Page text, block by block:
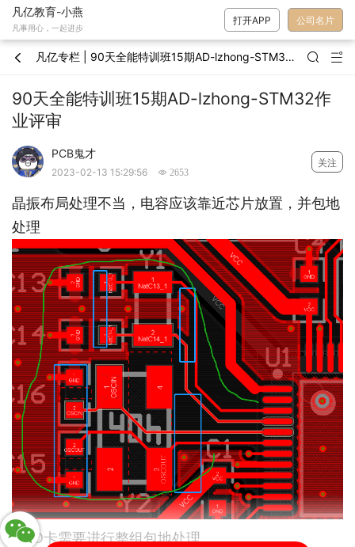
凡亿教育-小燕
凡事用心，一起进步
打开APP 公司名片
 凡亿专栏 | 90天全能特训班15期AD-lzhong-STM32作业评审  
90天全能特训班15期AD-lzhong-STM32作
业评审
PCB鬼才
2023-02-13 15:29:56  2653
关注
晶振布局处理不当，电容应该靠近芯片放置，并包地
处理
2.SD卡需要进行整组包地处理